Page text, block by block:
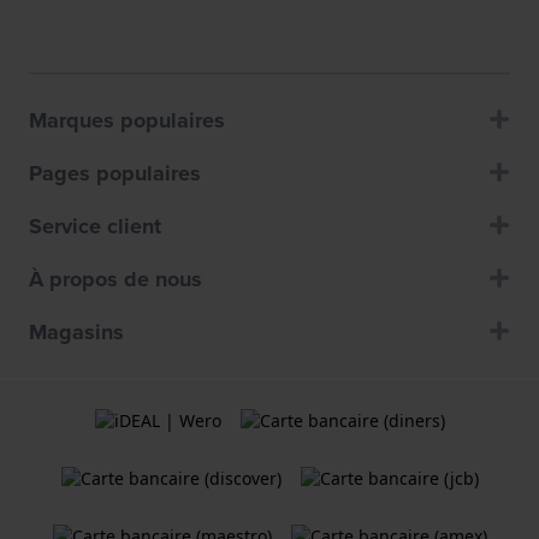
Marques populaires
Pages populaires
Service client
À propos de nous
Magasins